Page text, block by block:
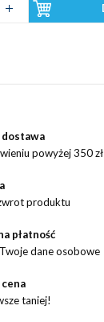
dostawa
powyżej 350 zł
produktu
płatność
dane osobowe
taniej!